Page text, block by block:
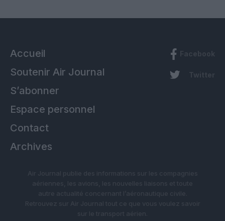
Accueil
Soutenir Air Journal
S’abonner
Espace personnel
Contact
Archives